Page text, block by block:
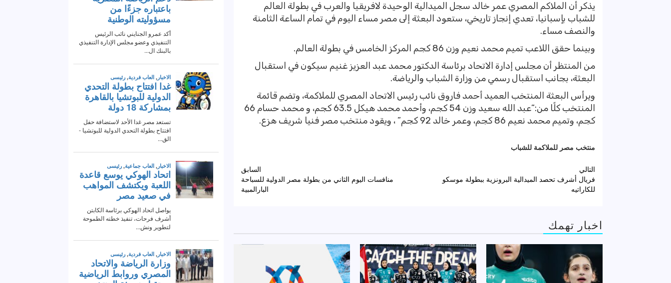
يذكر أن الملاكم المصري عمر خالد سجل الميدالية الوحيدة لافريقيا والعرب في بطولة العالم
للشباب بإسبانيا، تعدي إنجاز تاريخي، ستعود البعثة إلى مصر مساء اليوم في تمام الساعة الثامنة
والنصف مساء.
وبينما حقق اللاعب تميم محمد نعيم وزن 86 كجم المركز الخامس في بطولة العالم.
من المنتظر أن مجلس إدارة الاتحاد برئاسة الدكتور محمد عبد العزيز غنيم سيكون في استقبال
البعثة، بجانب استقبال رسمي من وزارة الشباب والرياضة.
ويرأس البعثة المنتخب العميد أحمد فاروق نائب رئيس الاتحاد المصري للملاكمة، وتضم قائمة
المنتخب كلًا من:”عبد الله سعيد وزن 54 كجم، وأحمد محمد هيكل 63.5 كجم، و محمد حسام 66
كجم، وتميم محمد نعيم 86 كجم، وعمر خالد 92 كجم” ، ويقود منتخب مصر فنيا شريف هزع.
منتخب مصر للملاكمة للشباب
تصفّح
المقالات
السابق
منافسات اليوم الثاني من بطولة مصر الدولية للسباحة
البارالمبية
التالي
فريال أشرف تحصد الميدالية البرونزية ببطولة موسكو
للكاراتيه
اخبار تهمك